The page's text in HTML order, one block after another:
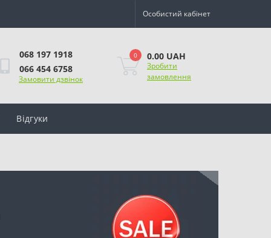
Особистий кабінет
068 197 1918
066 454 6758
Замовити дзвінок
0 0.00 UAH
Зробити
замовлення
Відгуки